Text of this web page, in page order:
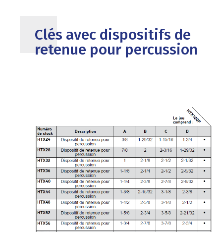
Clés avec dispositifs de
retenue pour percussion